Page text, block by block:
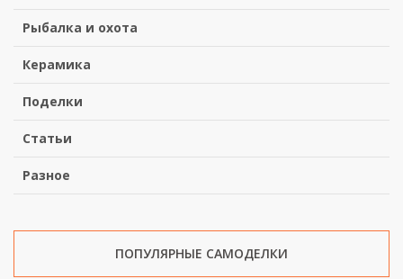
Рыбалка и охота
Керамика
Поделки
Статьи
Разное
ПОПУЛЯРНЫЕ САМОДЕЛКИ